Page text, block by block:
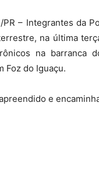
PR – Integrantes da
na última
na barranca
Foz do Iguaçu.
e